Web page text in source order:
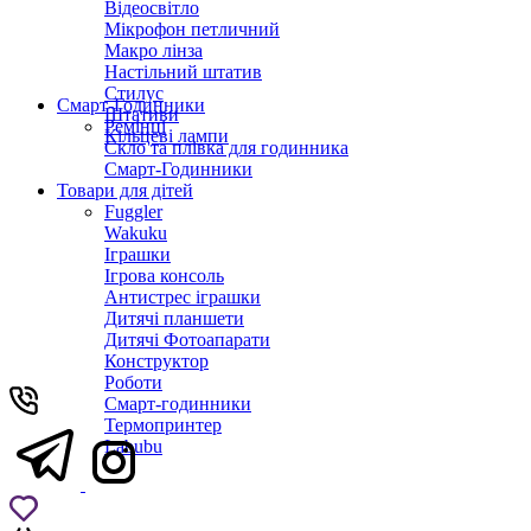
Відеосвітло
Мікрофон петличний
Макро лінза
Настільний штатив
Стилус
Штативи
Кільцеві лампи
Смарт-Годинники
Ремінці
Скло та плівка для годинника
Смарт-Годинники
Товари для дітей
Fuggler
Wakuku
Іграшки
Ігрова консоль
Антистрес іграшки
Дитячi планшети
Дитячі Фотоапарати
Конструктор
Роботи
Смарт-годинники
Термопринтер
Labubu